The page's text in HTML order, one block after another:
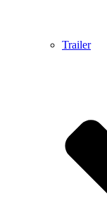
Trailer